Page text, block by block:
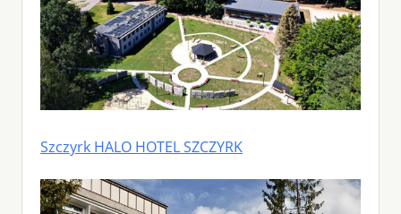
Szczyrk HALO HOTEL SZCZYRK